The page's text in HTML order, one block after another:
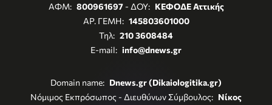
ΑΦΜ: 800961697- ΔΟΥ: ΚΕΦΟΔΕ Αττικής
ΑΡ. ΓΕΜΗ: 145803601000
Τηλ: 210 3608484
E-mail: info@dnews.gr
Domain name: Dnews.gr (Dikaiologitika.gr)
Νόμιμος Εκπρόσωπος - Διευθύνων Σύμβουλος: Νίκος